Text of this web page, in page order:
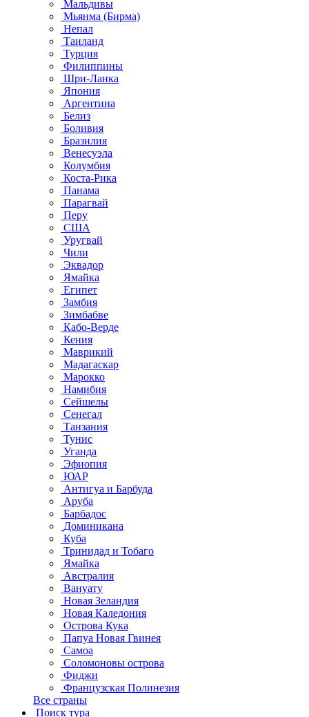
Мальдивы
Мьянма (Бирма)
Непал
Таиланд
Турция
Филиппины
Шри-Ланка
Япония
Аргентина
Белиз
Боливия
Бразилия
Венесуэла
Колумбия
Коста-Рика
Панама
Парагвай
Перу
США
Уругвай
Чили
Эквадор
Ямайка
Египет
Замбия
Зимбабве
Кабо-Верде
Кения
Маврикий
Мадагаскар
Марокко
Намибия
Сейшелы
Сенегал
Танзания
Тунис
Уганда
Эфиопия
ЮАР
Антигуа и Барбуда
Аруба
Барбадос
Доминикана
Куба
Тринидад и Тобаго
Ямайка
Австралия
Вануату
Новая Зеландия
Новая Каледония
Острова Кука
Папуа Новая Гвинея
Самоа
Соломоновы острова
Фиджи
Французская Полинезия
Все страны
Поиск тура